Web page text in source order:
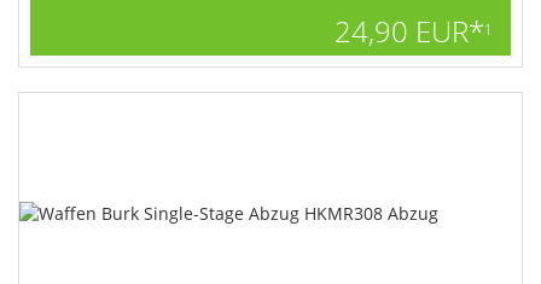
24,90 EUR*1